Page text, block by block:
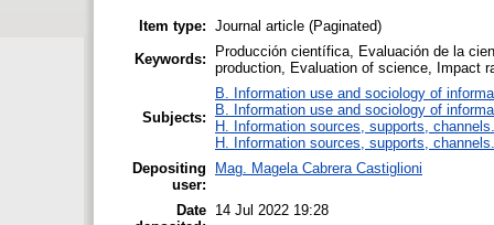
Item type: Journal article (Paginated)
Keywords:
Producción científica, Evaluación de la
production, Evaluation of science, Impact
Subjects:
B. Information use and sociology of
B. Information use and sociology of
H. Information sources, supports, channels.
H. Information sources, supports, channels.
Depositing
user:
Mag. Magela Cabrera Castiglioni
Date 14 Jul 2022 19:28